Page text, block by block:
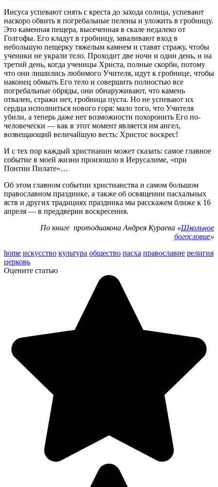
Иисуса успевают снять с креста до захода солнца, успевают
наскоро обвить в погребальные пелены и уложить в гробницу.
Это каменная пещера, высеченная в скале недалеко от
Голгофы. Его кладут в гробницу, заваливают вход в
небольшую пещерку тяжелым камнем и ставят стражу, чтобы
ученики не украли тело. Проходит две ночи и один день, и на
третий день, когда ученицы Христа, полные скорби, потому
что они лишились любимого Учителя, идут к гробнице, чтобы
наконец обмыть Его тело и совершить полностью все
погребальные обряды, они обнаруживают, что камень
отвален, стражи нет, гробница пуста. Но не успевают их
сердца исполниться нового горя: мало того, что Учителя
убили, а теперь даже нет возможности похоронить Его по-
человечески — как в этот момент является им ангел,
возвещающий величайшую весть: Христос воскрес!
И с тех пор каждый христианин может сказать: самое главное
событие в моей жизни произошло в Иерусалиме, «при
Понтии Пилате»…
Об этом главном событии христианства и самом большом
православном празднике, а также об освящении пасхальных
яств и других традициях праздника мы расскажем ближе к 16
апреля — в преддверии воскресения.
По книге протодиакона Андрея Кураева «Школьное
богословие»
home искусство культура общество пасха православие религия
церковь
Оцените статью